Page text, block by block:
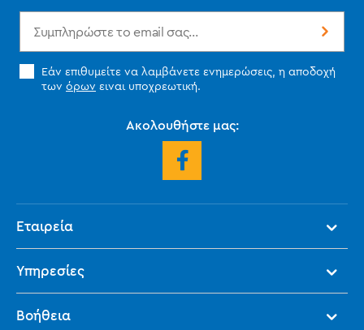
Εάν επιθυμείτε να λαμβάνετε ενημερώσεις, η αποδοχή
των όρων ειναι υποχρεωτική.
Ακολουθήστε μας:
Εταιρεία
Υπηρεσίες
Βοήθεια